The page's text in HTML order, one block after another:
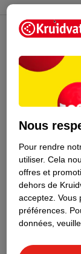
Nous
Pour rendre
utiliser. Cela
offres et
dehors de
acceptez. Vous
préférences.
données,